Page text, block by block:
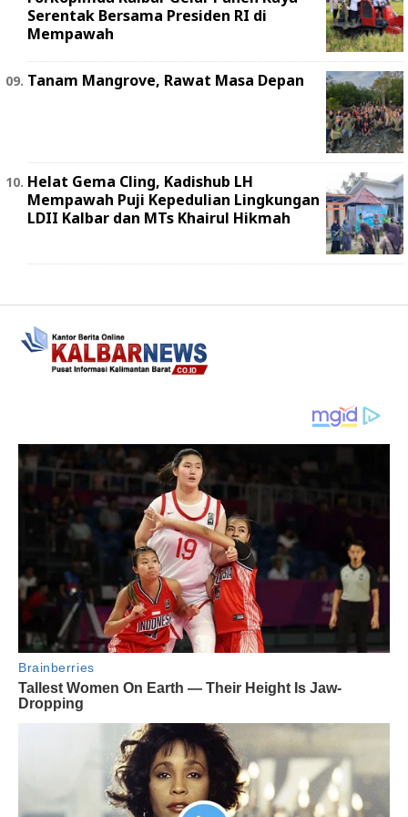
Serentak Bersama Presiden RI di
Mempawah
Tanam Mangrove, Rawat Masa Depan
Helat Gema Cling, Kadishub LH
Mempawah Puji Kepedulian Lingkungan
LDII Kalbar dan MTs Khairul Hikmah